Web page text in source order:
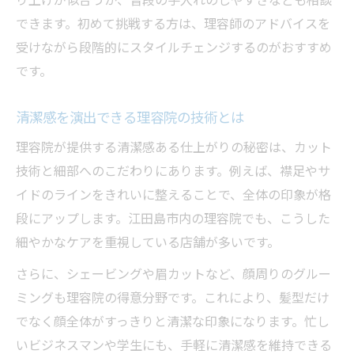
できます。初めて挑戦する方は、理容師のアドバイスを
受けながら段階的にスタイルチェンジするのがおすすめ
です。
清潔感を演出できる理容院の技術とは
理容院が提供する清潔感ある仕上がりの秘密は、カット
技術と細部へのこだわりにあります。例えば、襟足やサ
イドのラインをきれいに整えることで、全体の印象が格
段にアップします。江田島市内の理容院でも、こうした
細やかなケアを重視している店舗が多いです。
さらに、シェービングや眉カットなど、顔周りのグルー
ミングも理容院の得意分野です。これにより、髪型だけ
でなく顔全体がすっきりと清潔な印象になります。忙し
いビジネスマンや学生にも、手軽に清潔感を維持できる